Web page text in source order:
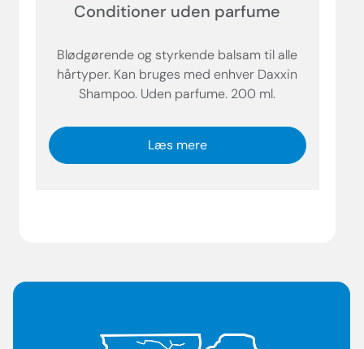
Conditioner uden parfume
Blødgørende og styrkende balsam til alle
hårtyper. Kan bruges med enhver Daxxin
Shampoo. Uden parfume. 200 ml.
Læs mere